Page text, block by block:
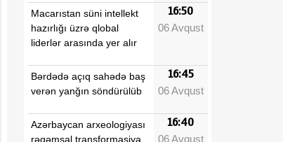
Macarıstan süni intellekt
hazırlığı üzrə qlobal
liderlər arasında yer alır
16:50
06 Avqust
Bərdədə açıq sahədə baş
verən yanğın söndürülüb
16:45
06 Avqust
Azərbaycan arxeologiyası
rəqəmsal transformasiya
16:40
06 Avqust